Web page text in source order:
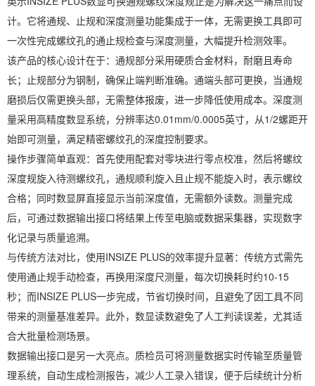
计。它将通规、止规和深度测量功能集成于一体，无需更换工具即可
一次性完成螺纹孔的通止规检查与深度测量，大幅提升检测效率。
该产品的核心设计在于：通规部分采用硬质合金材料，耐磨且寿命
长；止规部分为钢制，确保止端判断准确。通端头部可更换，当通规
磨损后仅需更换头部，无需整体报废，进一步降低使用成本。深度测
量采用高精度数显系统，分辨率达0.01mm/0.0005英寸，从1/2螺距开
始即可测量，满足精密螺纹孔的深度控制要求。
操作步骤简单直观：首先使用配套对零块进行零点校准，然后将螺纹
深度规旋入待测螺纹孔，通规顺利旋入且止规不能旋入时，表示螺纹
合格；同时数显屏直接显示当前深度值，无需额外读数。测量完成
后，可通过数据输出接口将结果上传至电脑或数据采集器，实现数字
化记录与质量追溯。
与传统方法对比，使用INSIZE PLUS的效率提升显著：传统方式需先
使用通止规手动检查，再换用深度尺测量，每次切换耗时约10-15
秒；而INSIZE PLUS一步完成，节省切换时间，且避免了因工具不同
带来的测量基准差异。此外，数显读数避免了人工判读误差，尤其适
合大批量检测场景。
数据输出接口是另一大亮点。质检员可将测量数据实时传输至质量管
理系统，自动生成检测报告，减少人工录入错误，便于后续统计分析